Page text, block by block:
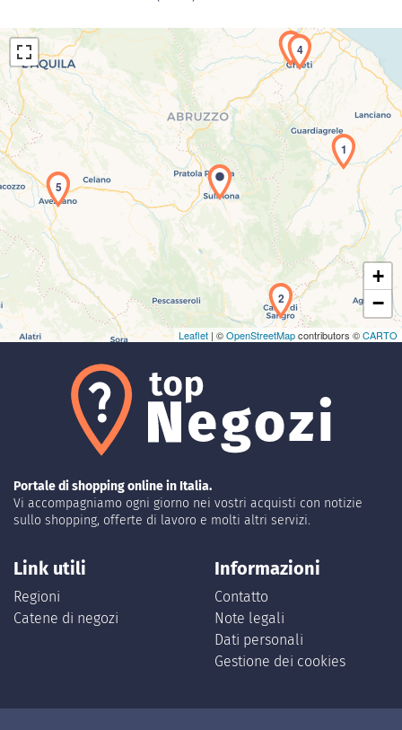
Caricamento della carta in corso...
1
2
34
5
+
−
Leaflet | ©OpenStreetMapcontributors ©CARTO
Portale di shopping online in Italia.
Vi accompagniamo ogni giorno nei vostri acquisti con notizie
sullo shopping, offerte di lavoro e molti altri servizi.
Link utili
Regioni
Catene di negozi
Informazioni
Contatto
Note legali
Dati personali
Gestione dei cookies